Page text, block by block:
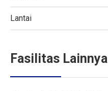
Lantai
Fasilitas Lainnya